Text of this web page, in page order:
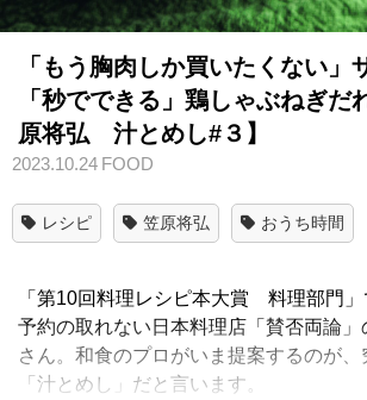
「もう胸肉しか買いたくない」
「秒でできる」鶏しゃぶねぎだ
原将弘 汁とめし#３】
2023.10.24 FOOD
レシピ 笠原将弘 おうち時間
「第10回料理レシピ本大賞 料理部門」
予約の取れない日本料理店「賛否両論」
さん。和食のプロがいま提案するのが
「汁とめし」だと言います。